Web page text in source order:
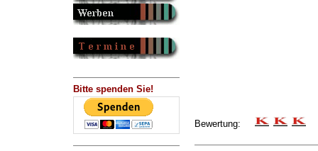
Bitte spenden Sie!
Bewertung: